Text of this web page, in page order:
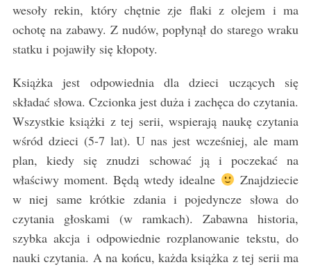
wesoły rekin, który chętnie zje flaki z olejem i ma
ochotę na zabawy. Z nudów, popłynął do starego wraku
statku i pojawiły się kłopoty.
Książka jest odpowiednia dla dzieci uczących się
składać słowa. Czcionka jest duża i zachęca do czytania.
Wszystkie książki z tej serii, wspierają naukę czytania
wśród dzieci (5-7 lat). U nas jest wcześniej, ale mam
plan, kiedy się znudzi schować ją i poczekać na
właściwy moment. Będą wtedy idealne
Znajdziecie
w niej same krótkie zdania i pojedyncze słowa do
czytania głoskami (w ramkach). Zabawna historia,
szybka akcja i odpowiednie rozplanowanie tekstu, do
nauki czytania. A na końcu, każda książka z tej serii ma